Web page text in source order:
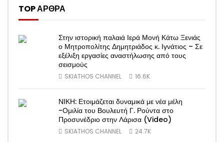
TOP ΑΡΘΡΑ
Στην ιστορική παλαιά Ιερά Μονή Κάτω Ξενιάς
ο Μητροπολίτης Δημητριάδος κ. Ιγνάτιος – Σε
εξέλιξη εργασίες αναστήλωσης από τους
σεισμούς
SKIATHOS CHANNEL 16.6K
ΝΙΚΗ: Ετοιμάζεται δυναμικά με νέα μέλη
-Ομιλία του Βουλευτή Γ. Ρούντα στο
Προσυνέδριο στην Λάρισα (Video)
SKIATHOS CHANNEL 24.7K